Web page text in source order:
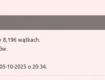
8,196 wątkach.
10-2025 o 20:34.